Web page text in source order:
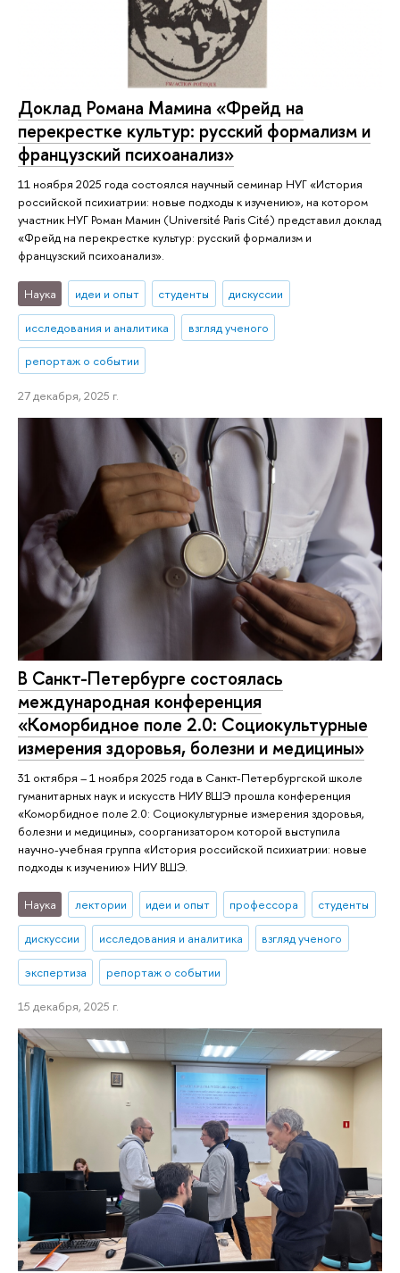
Доклад Романа Мамина «Фрейд на
перекрестке культур: русский формализм и
французский психоанализ»
11 ноября 2025 года состоялся научный семинар НУГ «История
российской психиатрии: новые подходы к изучению», на котором
участник НУГ Роман Мамин (Université Paris Cité) представил доклад
«Фрейд на перекрестке культур: русский формализм и
французский психоанализ».
Наука идеи и опыт студенты дискуссии
исследования и аналитика взгляд ученого
репортаж о событии
27 декабря, 2025 г.
В Санкт-Петербурге состоялась
международная конференция
«Коморбидное поле 2.0: Социокультурные
измерения здоровья, болезни и медицины»
31 октября – 1 ноября 2025 года в Санкт-Петербургской школе
гуманитарных наук и искусств НИУ ВШЭ прошла конференция
«Коморбидное поле 2.0: Социокультурные измерения здоровья,
болезни и медицины», соорганизатором которой выступила
научно-учебная группа «История российской психиатрии: новые
подходы к изучению» НИУ ВШЭ.
Наука лектории идеи и опыт профессора студенты
дискуссии исследования и аналитика взгляд ученого
экспертиза репортаж о событии
15 декабря, 2025 г.